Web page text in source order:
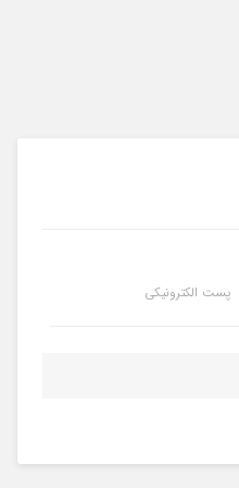
پست الکترونیکی